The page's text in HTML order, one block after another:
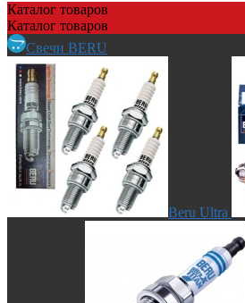
Каталог товаров
Каталог товаров
Свечи BERU
Beru Ultra